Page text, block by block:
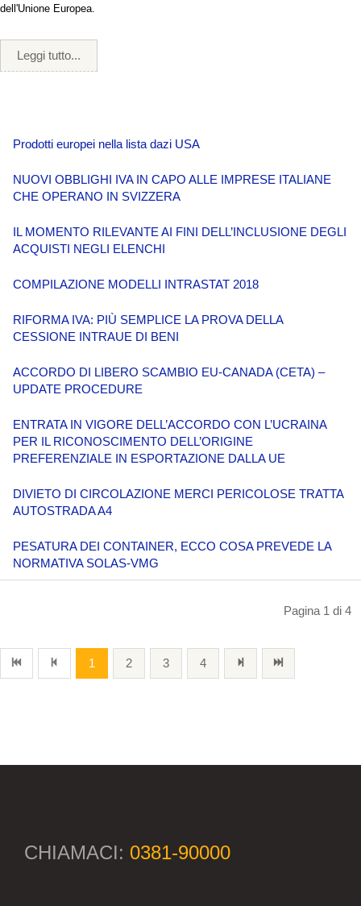
dell'Unione Europea.
Leggi tutto...
Prodotti europei nella lista dazi USA
NUOVI OBBLIGHI IVA IN CAPO ALLE IMPRESE ITALIANE
CHE OPERANO IN SVIZZERA
IL MOMENTO RILEVANTE AI FINI DELL’INCLUSIONE DEGLI
ACQUISTI NEGLI ELENCHI
COMPILAZIONE MODELLI INTRASTAT 2018
RIFORMA IVA: PIÙ SEMPLICE LA PROVA DELLA
CESSIONE INTRAUE DI BENI
ACCORDO DI LIBERO SCAMBIO EU-CANADA (CETA) –
UPDATE PROCEDURE
ENTRATA IN VIGORE DELL’ACCORDO CON L’UCRAINA
PER IL RICONOSCIMENTO DELL’ORIGINE
PREFERENZIALE IN ESPORTAZIONE DALLA UE
DIVIETO DI CIRCOLAZIONE MERCI PERICOLOSE TRATTA
AUTOSTRADA A4
PESATURA DEI CONTAINER, ECCO COSA PREVEDE LA
NORMATIVA SOLAS-VMG
Pagina 1 di 4
1 2 3 4
CHIAMACI: 0381-90000